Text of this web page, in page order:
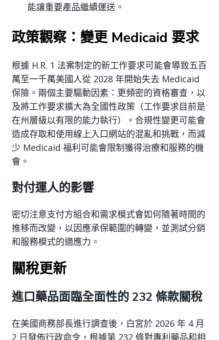
能讓重要產品繼續運送。
政策觀察：變更 Medicaid 要求
根據 H.R. 1 法案制定的新工作要求可能會導致五百
萬至一千萬美國人從 2028 年開始失去 Medicaid
保險。兩個主要驅動因素：更頻密的資格審查，以
及將工作要求擴大為全國性政策（工作要求目前是
在州層級以有限的能力執行）。合規性變更可能會
造成存取和使用線上入口網站的混亂和挑戰，而減
少 Medicaid 福利可能會限制獲得治療和服務的機
會。
對付運人的影響
密切注意支付方組合和需求模式會如何隨著時間的
推移而改變，以因應承保範圍的轉變，並測試分銷
和服務模式的適應力。
關稅更新
進口藥品面臨全面性的 232 條款關稅
在美國商務部長進行調查後，白宮於 2026 年 4 月
2 日發佈行政命令，根據第 232 條對專利藥品和相